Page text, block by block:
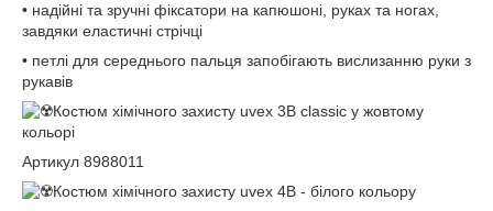
• надійні та зручні фіксатори на капюшоні, руках та ногах,
завдяки еластичні стрічці
• петлі для середнього пальця запобігають вислизанню руки з
рукавів
Костюм хімічного захисту uvex 3B classic у жовтому
кольорі
Артикул 8988011
Костюм хімічного захисту uvex 4B - білого кольору